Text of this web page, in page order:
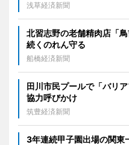
浅草経済新聞
北習志野の老舗精肉店「
続くのれん守る
船橋経済新聞
田川市民プールで「バリ
協力呼びかけ
筑豊経済新聞
3年連続甲子園出場の関